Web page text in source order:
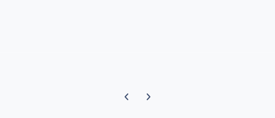
Предыдущий слайд карусели
Следующий слайд карусели